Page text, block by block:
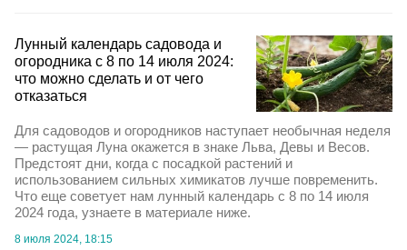
Лунный календарь садовода и
огородника с 8 по 14 июля 2024:
что можно сделать и от чего
отказаться
Для садоводов и огородников наступает необычная неделя
— растущая Луна окажется в знаке Льва, Девы и Весов.
Предстоят дни, когда с посадкой растений и
использованием сильных химикатов лучше повременить.
Что еще советует нам лунный календарь с 8 по 14 июля
2024 года, узнаете в материале ниже.
8 июля 2024, 18:15